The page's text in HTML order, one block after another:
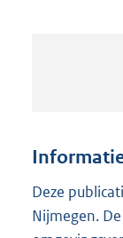
Deze
Nijmegen.